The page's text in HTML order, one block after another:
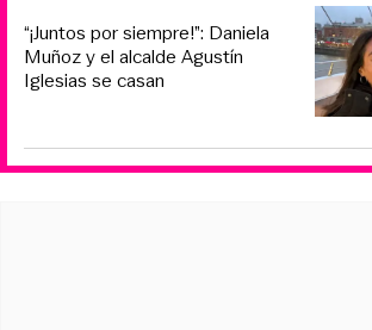
“¡Juntos por siempre!”: Daniela
Muñoz y el alcalde Agustín
Iglesias se casan